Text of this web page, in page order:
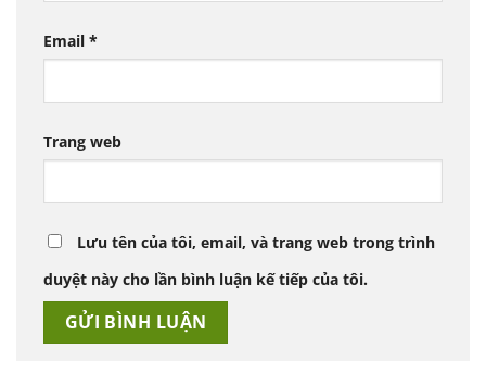
Email *
Trang web
Lưu tên của tôi, email, và trang web trong trình
duyệt này cho lần bình luận kế tiếp của tôi.